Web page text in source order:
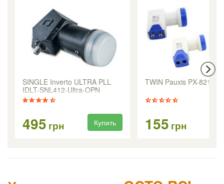
SINGLE Inverto ULTRA PLL
IDLT-SNL412-Ultra-OPN
495 грн Купить
TWIN Pauxis PX-8219
155 грн